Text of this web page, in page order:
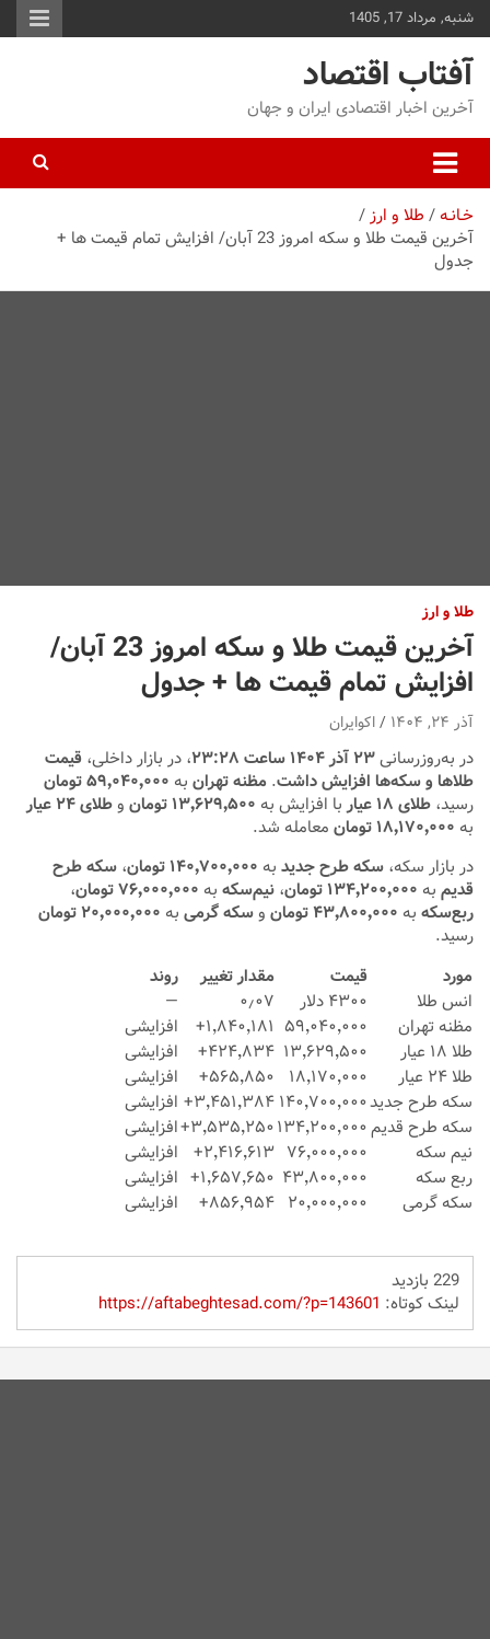
شنبه, مرداد 17, 1405
آفتاب اقتصاد
آخرین اخبار اقتصادی ایران و جهان
خـانـه طلا و ارز
آخرین قیمت طلا و سکه امروز 23 آبان/ افزایش تمام قیمت ها +
جدول
طلا و ارز
آخرین قیمت طلا و سکه امروز 23 آبان/
افزایش تمام قیمت ها + جدول
آذر ۲۴, ۱۴۰۴ اکوایران
در به‌روزرسانی۲۳ آذر ۱۴۰۴ ساعت ۲۳:۲۸ ، در بازار داخلی،قیمت
طلاها و سکه‌ها افزایش داشت.مظنه تهرانبه۵۹٬۰۴۰٬۰۰۰ تومان
رسید،طلای ۱۸ عیار با افزایش به۱۳٬۶۲۹٬۵۰۰ تومان وطلای ۲۴ عیار
به۱۸٬۱۷۰٬۰۰۰ تومان
معامله شد.
در بازار سکه،سکه طرح جدیدبه۱۴۰٬۷۰۰٬۰۰۰ تومان ،سکه طرح
قدیمبه۱۳۴٬۲۰۰٬۰۰۰ تومان ،نیم‌سکهبه۷۶٬۰۰۰٬۰۰۰ تومان
،
ربع‌سکهبه۴۳٬۸۰۰٬۰۰۰ تومان وسکه گرمیبه۲۰٬۰۰۰٬۰۰۰ تومان
رسید.
مورد
قیمت مقدار تغییر
روند
انس طلا
۴۳۰۰ دلار ۰٫۰۷
—
مظنه تهران
۵۹٬۰۴۰٬۰۰۰ ۱٬۸۴۰٬۱۸۱+
افزایشی
طلا ۱۸ عیار
۱۳٬۶۲۹٬۵۰۰ ۴۲۴٬۸۳۴+
افزایشی
طلا ۲۴ عیار
۱۸٬۱۷۰٬۰۰۰ ۵۶۵٬۸۵۰+
افزایشی
سکه طرح جدید۱۴۰٬۷۰۰٬۰۰۰۳٬۴۵۱٬۳۸۴+ افزایشی
سکه طرح قدیم۱۳۴٬۲۰۰٬۰۰۰۳٬۵۳۵٬۲۵۰+ افزایشی
نیم سکه
۷۶٬۰۰۰٬۰۰۰ ۲٬۴۱۶٬۶۱۳+
افزایشی
ربع سکه
۴۳٬۸۰۰٬۰۰۰ ۱٬۶۵۷٬۶۵۰+
افزایشی
سکه گرمی
۲۰٬۰۰۰٬۰۰۰ ۸۵۶٬۹۵۴+ افزایشی
229 بازدید
لینک کوتاه:https://aftabeghtesad.com/?p=143601